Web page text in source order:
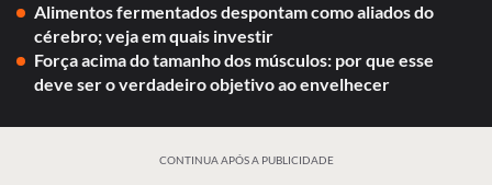
Alimentos fermentados despontam como aliados do
cérebro; veja em quais investir
Força acima do tamanho dos músculos: por que esse
deve ser o verdadeiro objetivo ao envelhecer
CONTINUA APÓS A PUBLICIDADE